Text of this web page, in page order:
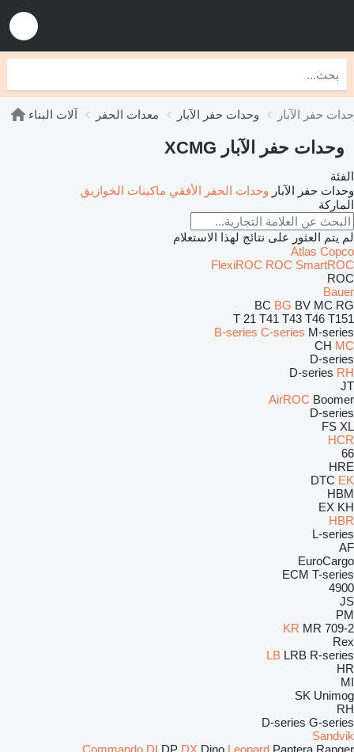
آلات البناء معدات الحفر وحدات حفر الآبار
وحدات حفر الآبار XCMG
الفئة
وحدات حفر الآبار وحدات الحفر الأفقي ماكينات الخوازيق
الماركة
لم يتم العثور على نتائج لهذا الاستعلام
Atlas Copco
FlexiROC ROC SmartROC
ROC
Bauer
BC BG BV MC RG
T 21 T41 T43 T46 T151
B-series C-series M-series
CH MC
D-series
D-series RH
JT
AirROC Boomer
D-series
FS XL
HCR
66
HRE
DTC EK
HBM
EX KH
HBR
L-series
AF
EuroCargo
ECM T-series
4900
JS
PM
709-2
KR MR
Rex
LB LRB R-series
HR
MI
SK Unimog
RH
D-series G-series
Sandvik
Commando DI DP DX Dino Leopard Pantera Ranger